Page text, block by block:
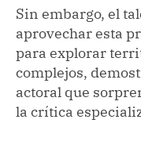
Sin embargo, el
aprovechar esta
para explorar
complejos,
actoral que
la crítica